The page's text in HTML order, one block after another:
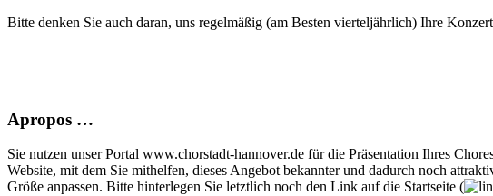
Bitte denken Sie auch daran, uns regelmäßig (am Besten vierteljährlich) Ihre
Apropos …
Sie nutzen unser Portal www.chorstadt-hannover.de für die Präsentation Ihres
Website, mit dem Sie mithelfen, dieses Angebot bekannter und dadurch noch
Größe anpassen. Bitte hinterlegen Sie letztlich noch den Link auf die Startseite (